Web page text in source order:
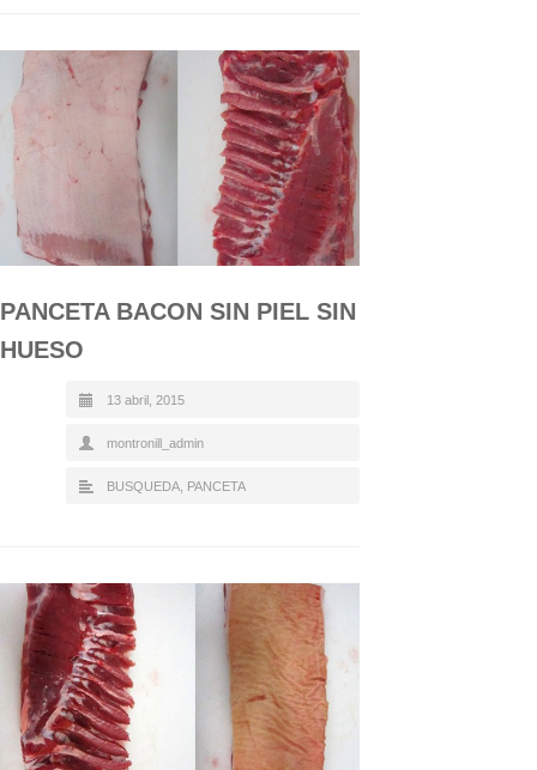
PANCETA BACON SIN PIEL SIN
HUESO
13 abril, 2015
montronill_admin
BUSQUEDA PANCETA